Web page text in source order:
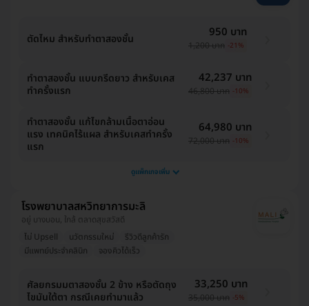
ตัดไหม สำหรับทำตาสองชั้น 950 บาท
1,200 บาท -21%
ทำตาสองชั้น แบบกรีดยาว สำหรับเคส
ทำครั้งแรก
42,237 บาท
46,800 บาท -10%
ทำตาสองชั้น แก้ไขกล้ามเนื้อตาอ่อน
แรง เทคนิคไร้แผล สำหรับเคสทำครั้ง
แรก
64,980 บาท
72,000 บาท -10%
ดูแพ็กเกจเพิ่ม
โรงพยาบาลสหวิทยาการมะลิ
อยู่ บางบอน, ใกล้ ตลาดสุขสวัสดี
ไม่ Upsell
นวัตกรรมใหม่
รีวิวดีลูกค้ารัก
มีแพทย์ประจำคลินิก
จองคิวได้เร็ว
ศัลยกรมมตาสองชั้น 2 ข้าง หรือตัดถุง
ไขมันใต้ตา กรณีเคยทำมาแล้ว
33,250 บาท
35,000 บาท -5%